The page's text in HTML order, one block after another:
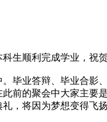
顺利完成学业，祝
业答辩、毕业合影
前的聚会中大家主
，将因为梦想变得飞